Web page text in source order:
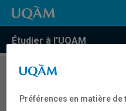
Étudier à l'UQAM
COURS//
formation
Préférences en matière de